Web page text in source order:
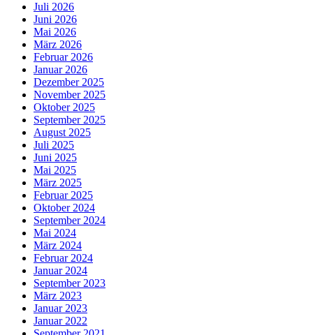
Juli 2026
Juni 2026
Mai 2026
März 2026
Februar 2026
Januar 2026
Dezember 2025
November 2025
Oktober 2025
September 2025
August 2025
Juli 2025
Juni 2025
Mai 2025
März 2025
Februar 2025
Oktober 2024
September 2024
Mai 2024
März 2024
Februar 2024
Januar 2024
September 2023
März 2023
Januar 2023
Januar 2022